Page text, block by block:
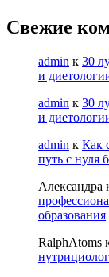
Свежие
admin к 30
и
admin к 30
и
admin к Как
путь с нуля
Александра
образования
RalphAtoms